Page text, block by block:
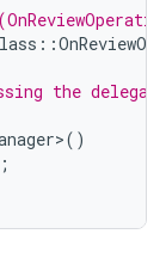
::
the
()